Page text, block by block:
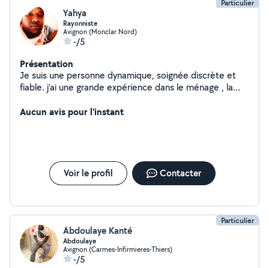
Particulier
Yahya
Rayonniste
Avignon (Monclar Nord)
-/5
Présentation
Je suis une personne dynamique, soignée discrète et
fiable. j'ai une grande expérience dans le ménage , la
de confiance à n'importe quel moment.
Aucun avis pour l'instant
Voir le profil Contacter
Particulier
Abdoulaye Kanté
Abdoulaye
Avignon (Carmes-Infirmieres-Thiers)
-/5